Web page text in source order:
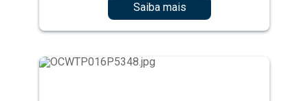
Saiba mais